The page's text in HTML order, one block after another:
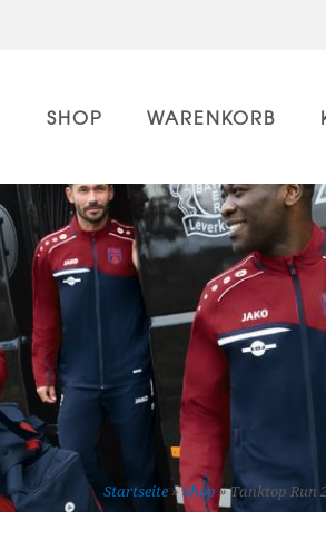
SHOP WARENKORB
Startseite»Shop »Tanktop Run